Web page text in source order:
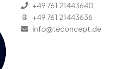
+49 761 21443640
+49 761 21443636
info@teconcept.de